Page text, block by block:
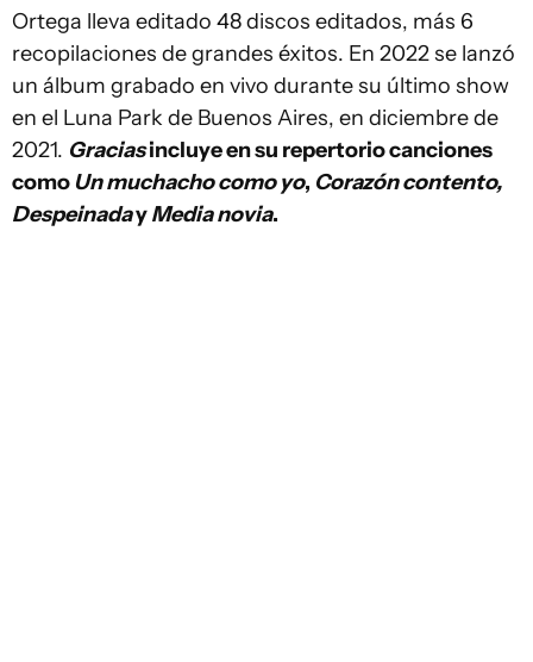
Ortega lleva editado 48 discos editados, más 6
recopilaciones de grandes éxitos. En 2022 se lanzó
un álbum grabado en vivo durante su último show
en el Luna Park de Buenos Aires, en diciembre de
2021. Graciasincluye en su repertorio canciones
como Un muchacho como yo, Corazón contento,
DespeinadayMedia novia.